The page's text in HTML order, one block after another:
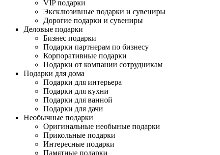
VIP подарки
Эксклюзивные подарки и сувениры
Дорогие подарки и сувениры
Деловые подарки
Бизнес подарки
Подарки партнерам по бизнесу
Корпоративные подарки
Подарки от компании сотрудникам
Подарки для дома
Подарки для интерьера
Подарки для кухни
Подарки для ванной
Подарки для дачи
Необычные подарки
Оригинальные необыные подарки
Прикольные подарки
Интересные подарки
Памятные подарки